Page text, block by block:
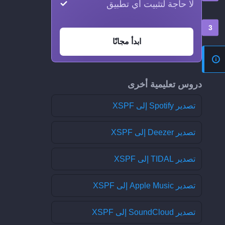
لا حاجة لتثبيت أي تطبيق
ابدأ مجانًا
دروس تعليمية أخرى
تصدير Spotify إلى XSPF
تصدير Deezer إلى XSPF
تصدير TIDAL إلى XSPF
تصدير Apple Music إلى XSPF
تصدير SoundCloud إلى XSPF